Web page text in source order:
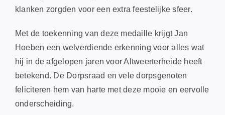
klanken zorgden voor een extra feestelijke sfeer.
Met de toekenning van deze medaille krijgt Jan
Hoeben een welverdiende erkenning voor alles wat
hij in de afgelopen jaren voor Altweerterheide heeft
betekend. De Dorpsraad en vele dorpsgenoten
feliciteren hem van harte met deze mooie en eervolle
onderscheiding.